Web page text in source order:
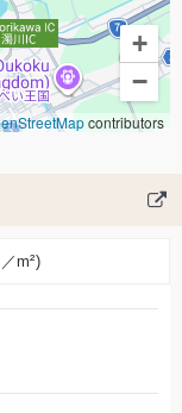
+
−
contributors
m²)